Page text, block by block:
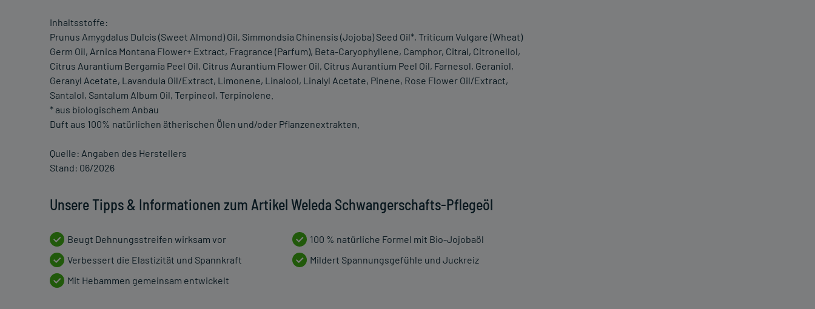
Inhaltsstoffe:
Prunus Amygdalus Dulcis (Sweet Almond) Oil, Simmondsia Chinensis (Jojoba) Seed Oil*, Triticum Vulgare (Wheat)
Germ Oil, Arnica Montana Flower+ Extract, Fragrance (Parfum), Beta-Caryophyllene, Camphor, Citral, Citronellol,
Citrus Aurantium Bergamia Peel Oil, Citrus Aurantium Flower Oil, Citrus Aurantium Peel Oil, Farnesol, Geraniol,
Geranyl Acetate, Lavandula Oil/Extract, Limonene, Linalool, Linalyl Acetate, Pinene, Rose Flower Oil/Extract,
Santalol, Santalum Album Oil, Terpineol, Terpinolene.
* aus biologischem Anbau
Duft aus 100% natürlichen ätherischen Ölen und/oder Pflanzenextrakten.
Quelle: Angaben des Herstellers
Stand: 06/2026
Unsere Tipps & Informationen zum Artikel Weleda Schwangerschafts-Pflegeöl
Beugt Dehnungsstreifen wirksam vor
Verbessert die Elastizität und Spannkraft
Mit Hebammen gemeinsam entwickelt
100 % natürliche Formel mit Bio-Jojobaöl
Mildert Spannungsgefühle und Juckreiz